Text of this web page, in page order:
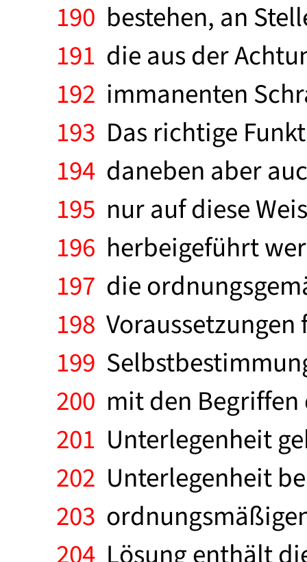
190 bestehen, an
191 die aus der
192 immanenten
193 Das richtige
194 daneben aber
195 nur auf diese
196 herbeigeführt
197 die
198
199
200 mit den
201 Unterlegenheit
202 Unterlegenheit
203